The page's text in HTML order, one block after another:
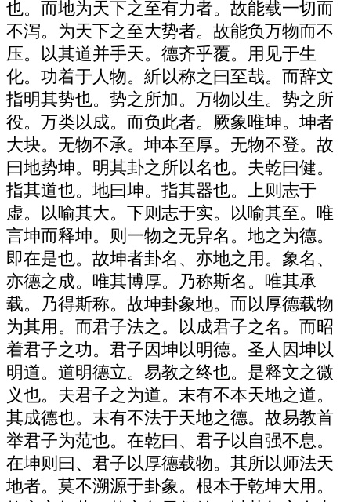
也。而地为天下之至有力者。故能载一切而
不泻。为天下之至大势者。故能负万物而不
压。以其道并手天。德齐乎覆。用见于生
化。功着于人物。紤以称之曰至哉。而辞文
指明其势也。势之所加。万物以生。势之所
役。万类以成。而负此者。厥象唯坤。坤者
大块。无物不承。坤本至厚。无物不登。故
曰地势坤。明其卦之所以名也。夫乾曰健。
指其道也。地曰坤。指其器也。上则志于
虚。以喻其大。下则志于实。以喻其至。唯
言坤而释坤。则一物之无异名。地之为德。
即在是也。故坤者卦名、亦地之用。象名、
亦德之成。唯其博厚。乃称斯名。唯其承
载。乃得斯称。故坤卦象地。而以厚德载物
为其用。而君子法之。以成君子之名。而昭
着君子之功。君子因坤以明德。圣人因坤以
明道。道明德立。易教之终也。是释文之微
义也。夫君子之为道。末有不本天地之道。
其成德也。末有不法于天地之德。故易教首
举君子为范也。在乾曰、君子以自强不息。
在坤则曰、君子以厚德载物。其所以师法天
地者。莫不溯源于卦象。根本于乾坤大用。